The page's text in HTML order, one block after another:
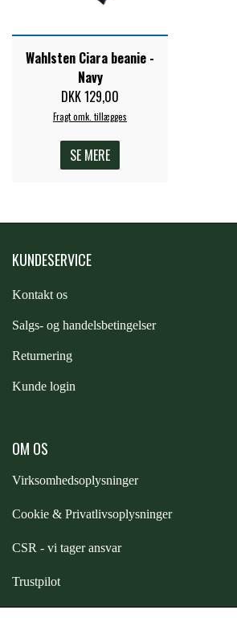
Wahlsten Ciara beanie -
Navy
DKK 129,00
Fragt omk. tillægges
SE MERE
KUNDESERVICE
Kontakt os
Salgs- og handelsbetingelser
Returnering
Kunde login
OM OS
Virksomhedsoplysninger
Cookie & Privatlivsoplysninger
CSR - vi tager ansvar
Trustpilot